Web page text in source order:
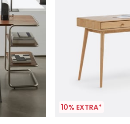
10% EXTRA*